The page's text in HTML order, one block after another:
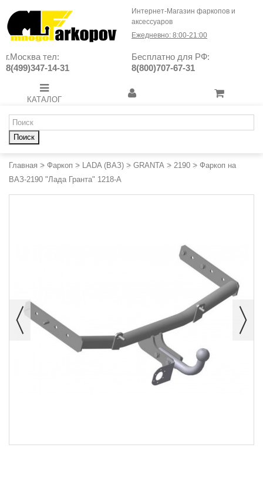
Интернет-Магазин фаркопов и
аксессуаров
Ежедневно: 8:00-21:00
г.Москва тел:
8(499)347-14-31
Бесплатно для РФ:
8(800)707-67-31
КАТАЛОГ
Поиск
Главная > Фаркоп > LADA (ВАЗ) > GRANTA > 2190 > Фаркоп на
ВАЗ-2190 "Лада Гранта" 1218-A